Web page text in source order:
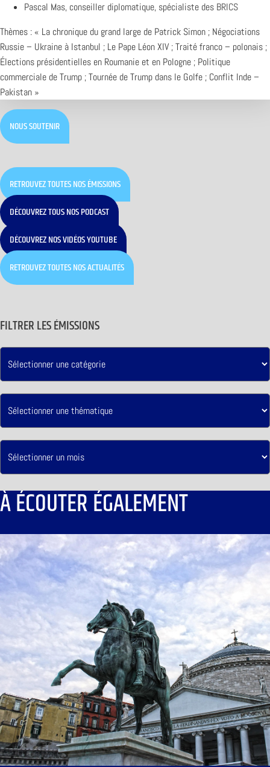
Pascal Mas, conseiller diplomatique, spécialiste des BRICS
Thèmes : « La chronique du grand large de Patrick Simon ; Négociations
Russie – Ukraine à Istanbul ; Le Pape Léon XIV ; Traité franco – polonais ;
Élections présidentielles en Roumanie et en Pologne ; Politique
commerciale de Trump ; Tournée de Trump dans le Golfe ; Conflit Inde –
Pakistan »
NOUS SOUTENIR
RETROUVEZ TOUTES NOS ÉMISSIONS
DÉCOUVREZ TOUS NOS PODCAST
DÉCOUVREZ NOS VIDÉOS YOUTUBE
RETROUVEZ TOUTES NOS ACTUALITÉS
FILTRER LES ÉMISSIONS
À ÉCOUTER ÉGALEMENT